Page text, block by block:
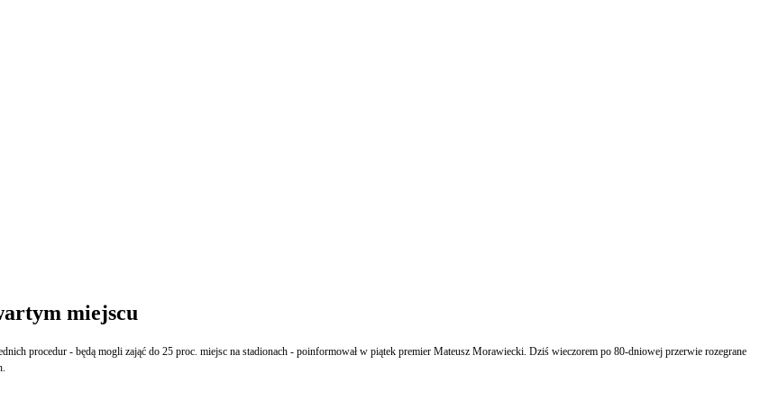
miejscu
procedur - będą mogli zająć do 25 proc. miejsc na stadionach - poinformował w piątek premier Mateusz Morawiecki. Dziś wieczorem po 80-dniowej przerwie rozegrane